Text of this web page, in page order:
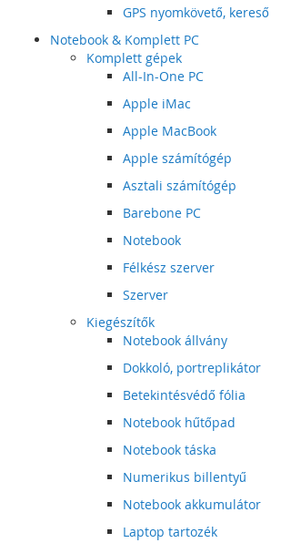
GPS nyomkövető, kereső
Notebook & Komplett PC
Komplett gépek
All-In-One PC
Apple iMac
Apple MacBook
Apple számítógép
Asztali számítógép
Barebone PC
Notebook
Félkész szerver
Szerver
Kiegészítők
Notebook állvány
Dokkoló, portreplikátor
Betekintésvédő fólia
Notebook hűtőpad
Notebook táska
Numerikus billentyű
Notebook akkumulátor
Laptop tartozék